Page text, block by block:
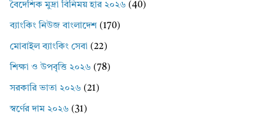
বৈদেশিক মুদ্রা বিনিময় হার ২০২৬ (40)
ব্যাংকিং নিউজ বাংলাদেশ (170)
মোবাইল ব্যাংকিং সেবা (22)
শিক্ষা ও উপবৃত্তি ২০২৬ (78)
সরকারি ভাতা ২০২৬ (21)
স্বর্ণের দাম ২০২৬ (31)